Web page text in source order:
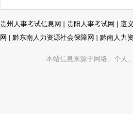
贵州人事考试信息网 | 贵阳人事考试网 | 遵
网 | 黔东南人力资源社会保障网 | 黔南人力
本站信息来源于网络、个人